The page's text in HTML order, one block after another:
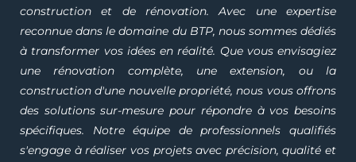
construction et de rénovation. Avec une expertise
reconnue dans le domaine du BTP, nous sommes dédiés
à transformer vos idées en réalité. Que vous envisagiez
une rénovation complète, une extension, ou la
construction d'une nouvelle propriété, nous vous offrons
des solutions sur-mesure pour répondre à vos besoins
spécifiques. Notre équipe de professionnels qualifiés
s'engage à réaliser vos projets avec précision, qualité et